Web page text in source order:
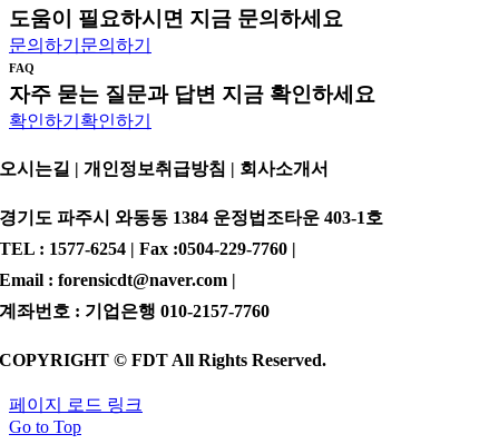
도움이 필요하시면 지금 문의하세요
문의하기 문의하기
FAQ
자주 묻는 질문과 답변 지금 확인하세요
확인하기 확인하기
오시는길 | 개인정보취급방침 | 회사소개서
경기도 파주시 와동동 1384 운정법조타운 403-1호
TEL : 1577-6254 | Fax :0504-229-7760 |
Email : forensicdt@naver.com |
계좌번호 : 기업은행 010-2157-7760
COPYRIGHT © FDT All Rights Reserved.
페이지 로드 링크
Go to Top